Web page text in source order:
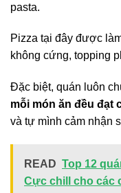
pasta.
Pizza tại đây được
không cứng, topping
Đặc biệt, quán luôn
mỗi món ăn đều đạt
và tự mình cảm nhận
READ Top 12
Cực chill cho các